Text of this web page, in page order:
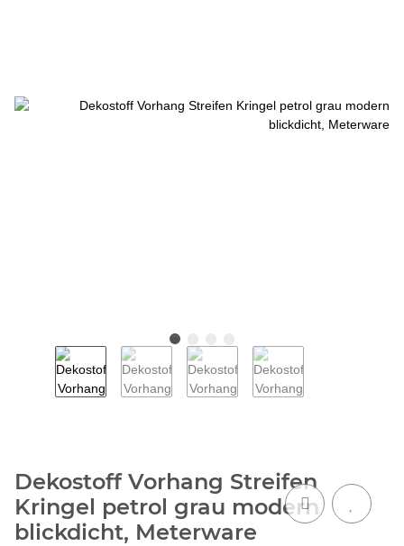
Dekostoff Vorhang Streifen
Kringel petrol grau modern
blickdicht, Meterware